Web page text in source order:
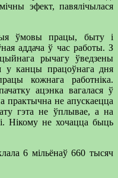
эфект, павялічылася
ўмовы працы, быту і
аддача ў час работы. З
рычагу ўведзены
у канцы працоўнага дня
кожнага работніка.
ацэнка вагалася ў
практычна не апускаецца
гэта не ўплывае, а на
Нікому не хочацца быць
6 мільёнаў 660 тысяч